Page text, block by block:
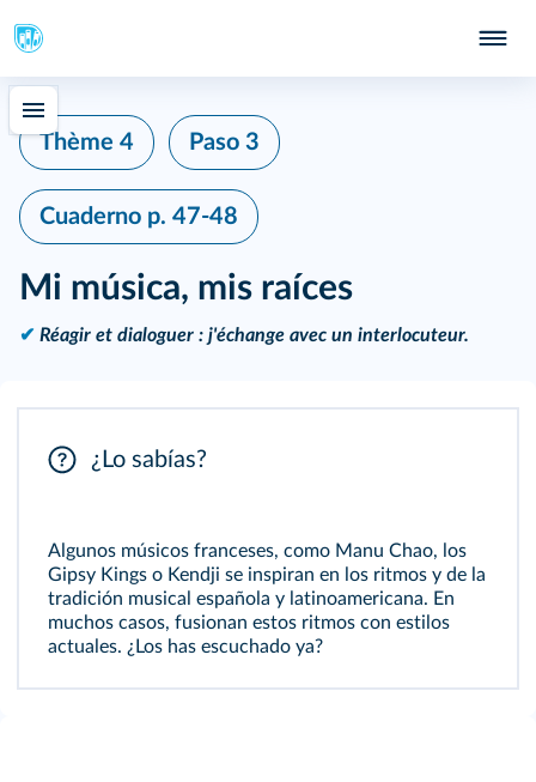
Thème 4 Paso 3
Cuaderno p. 47-48
Mi música, mis raíces
✔ Réagir et dialoguer : j'échange avec un interlocuteur.
¿Lo sabías?
Algunos músicos franceses, como Manu Chao, los
Gipsy Kings o Kendji se inspiran en los ritmos y de la
tradición musical española y latinoamericana. En
muchos casos, fusionan estos ritmos con estilos
actuales. ¿Los has escuchado ya?